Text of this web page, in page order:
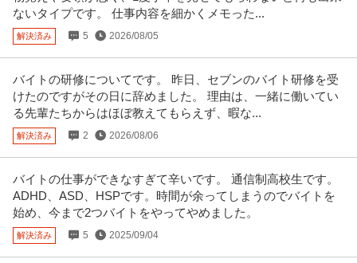
X
新着 自社サービス 資格取得支援制度 産休・育休実績あり
年収800万円〜1,500万円
【職種】営業＞法人営業 【業種】IT・インターネット＞インターネットサー
ビス ※会員属性などに応じ
…続きを見る
提供：ビズリーチ
経理（財務会計） ／ ◢◤人事・労務の事務担当◢◤地域医療を支
える病院で人事労務事務のキャリアを築く！／年間休日120日／育
医療法人社団桐光会
年収300万円〜500万円
【職種】管理＞経理（財務会計） 【業種】メディカル＞病院・クリニック ※
会員属性などに応じ、当該求 …続きを見る
ないタイプです。 仕事内容を細かくメモった...
解決済み 5 2026/08/05
バイトの研修についてです。 昨日、セブンのバイト研修を受
けたのですがその日に辞めました。 理由は、一緒に働いてい
る先輩たちからはほぼ教えてもらえず、暇な...
解決済み 2 2026/08/06
バイトの仕事ができなすぎて辛いです。 通信制高校生です。
ADHD、ASD、HSPです。時間が余ってしまうのでバイトを
始め、今まで2つバイトをやってやめました。
解決済み 5 2025/09/04